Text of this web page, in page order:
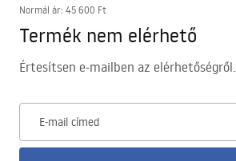
Normál ár: 45 600 Ft
Termék nem elérhető
Értesítsen e-mailben az elérhetőségről.
E-mail címed